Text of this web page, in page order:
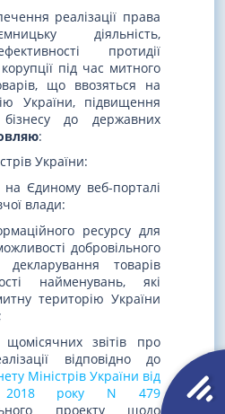
реалізації права
діяльність,
протидії
під час митного
що ввозяться на
України, підвищення
до державних
:
України:
Єдиному веб-порталі
влади:
ресурсу для
добровільного
товарів
найменувань, які
територію України
звітів про
відповідно до
Міністрів України від
року N 479
проекту щодо